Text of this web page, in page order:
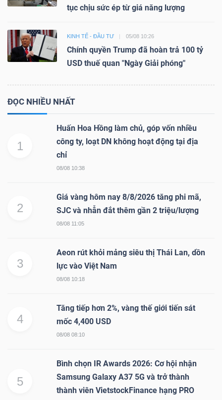
tục chịu sức ép từ giá năng lượng
KINH TẾ - ĐẦU TƯ 05/08 10:26
Chính quyền Trump đã hoàn trả 100 tỷ
USD thuế quan "Ngày Giải phóng"
ĐỌC NHIỀU NHẤT
1
Huấn Hoa Hồng làm chủ, góp vốn nhiều
công ty, loạt DN không hoạt động tại địa
chỉ
08/08 10:38
2
Giá vàng hôm nay 8/8/2026 tăng phi mã,
SJC và nhẫn đắt thêm gần 2 triệu/lượng
08/08 11:05
3
Aeon rút khỏi mảng siêu thị Thái Lan, dồn
lực vào Việt Nam
08/08 10:18
4
Tăng tiếp hơn 2%, vàng thế giới tiến sát
mốc 4,400 USD
08/08 08:10
5
Bình chọn IR Awards 2026: Cơ hội nhận
Samsung Galaxy A37 5G và trở thành
thành viên VietstockFinance hạng PRO